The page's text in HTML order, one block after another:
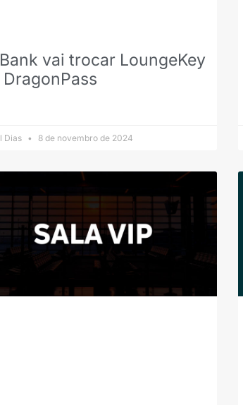
vai trocar LoungeKey
Dias 8 de novembro de 2024